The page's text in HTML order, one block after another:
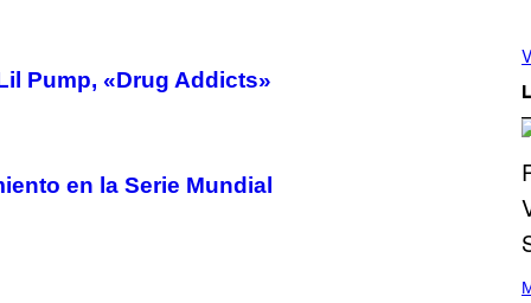
Pump, «Drug Addicts»
en la Serie Mundial
H